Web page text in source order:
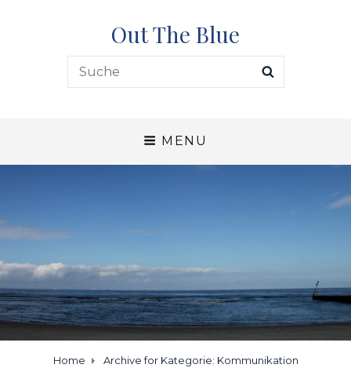
Out The Blue
Search
for:
MENU
Home Archive for Kategorie: Kommunikation